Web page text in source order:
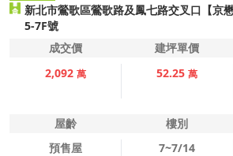
新北市鶯歌區鶯歌路及鳳七路交叉口【京
5-7F號
成交價 建坪單價
2,092 萬 52.25 萬
屋齡 樓別
預售屋
7~7/14